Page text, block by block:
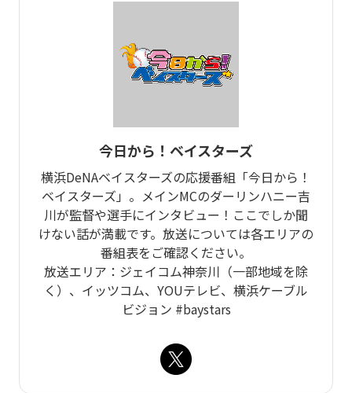
今日から！ベイスターズ
横浜DeNAベイスターズの応援番組「今日から！
ベイスターズ」。メインMCのダーリンハニー吉
川が監督や選手にインタビュー！ここでしか聞
けない話が満載です。放送については各エリアの
番組表をご確認ください。
放送エリア：ジェイコム神奈川（一部地域を除
く）、イッツコム、YOUテレビ、横浜ケーブル
ビジョン #baystars